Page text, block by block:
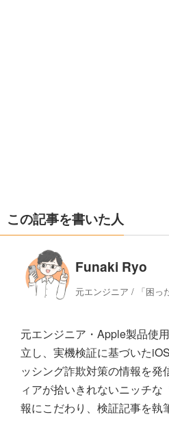
この記事を書いた人
Funaki Ryo
元エンジニア / 「困っ
元エンジニア・Apple製品使
立し、実機検証に基づいた
ッシング詐欺対策の情報を発
ィアが拾いきれないニッチ
報にこだわり、検証記事を執